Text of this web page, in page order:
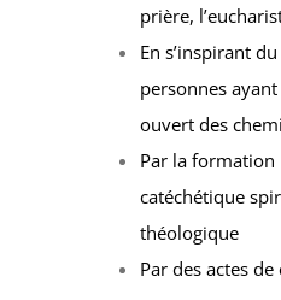
prière,
En s’inspirant
personnes
ouvert des
Par la formation
catéchétique
théologique
Par des actes